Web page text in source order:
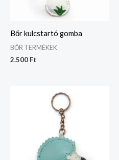
Bőr kulcstartó gomba
BŐR TERMÉKEK
2.500 Ft